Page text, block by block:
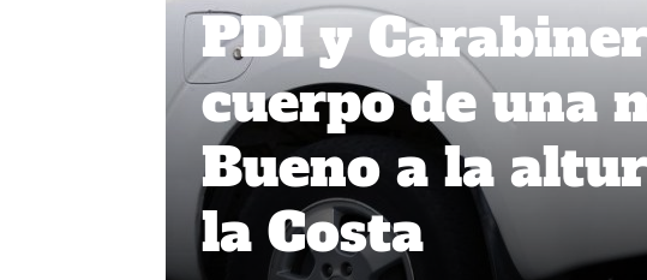
PDI y
cuerpo de una
Bueno a la
la Costa